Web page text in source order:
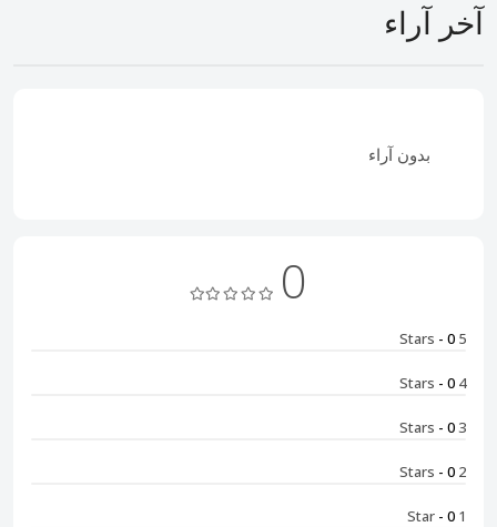
آخر آراء
بدون آراء
0
5 Stars
- 0
4 Stars
- 0
3 Stars
- 0
2 Stars
- 0
1 Star
- 0